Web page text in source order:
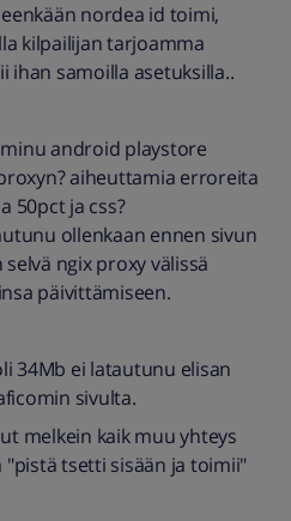
nordea id toimi,
kilpailijan tarjoamma
ihan samoilla asetuksilla..
android playstore
aiheuttamia erroreita
50pct ja css?
ollenkaan ennen sivun
ngix proxy välissä
päivittämiseen.
34Mb ei latautunu elisan
sivulta.
melkein kaik muu yhteys
tsetti sisään ja toimii"